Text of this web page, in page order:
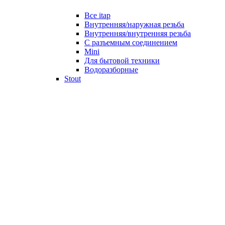
Все itap
Внутренняя/наружная резьба
Внутренняя/внутренняя резьба
С разъемным соединением
Mini
Для бытовой техники
Водоразборные
Stout